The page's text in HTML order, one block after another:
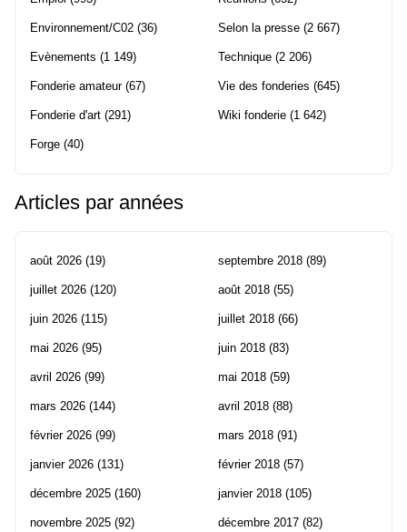
Environnement/C02 (36)
Evènements (1 149)
Fonderie amateur(67)
Fonderie d'art (291)
Forge (40)
Selon la presse (2 667)
Technique (2 206)
Vie des fonderies (645)
Wiki fonderie (1 642)
Articles par années
août 2026 (19)
juillet 2026 (120)
juin 2026 (115)
mai 2026 (95)
avril 2026 (99)
mars 2026 (144)
février 2026 (99)
janvier 2026 (131)
décembre 2025 (160)
novembre 2025 (92)
septembre 2018 (89)
août 2018 (55)
juillet 2018 (66)
juin 2018 (83)
mai 2018 (59)
avril 2018 (88)
mars 2018 (91)
février 2018 (57)
janvier 2018 (105)
décembre 2017 (82)